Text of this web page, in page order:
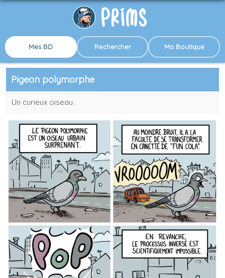
Mes BD Rechercher Ma Boutique
Pigeon polymorphe
Un curieux oiseau.